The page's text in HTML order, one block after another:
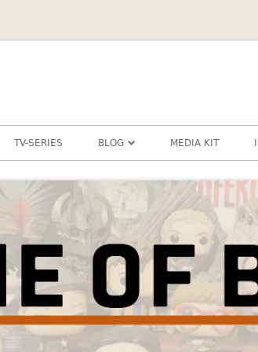
JUGENDBUCH
KINDERBUCH
TV-SERIES BLOG
SCHLAUBIBASTI
ZERAFINE
MEDIA KIT